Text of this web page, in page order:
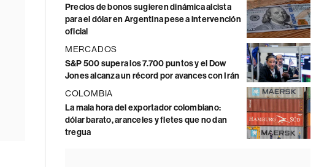
Precios de bonos sugieren dinámica alcista
para el dólar en Argentina pese a intervención
oficial
MERCADOS
S&P 500 supera los 7.700 puntos y el Dow
Jones alcanza un récord por avances con Irán
COLOMBIA
La mala hora del exportador colombiano:
dólar barato, aranceles y fletes que no dan
tregua